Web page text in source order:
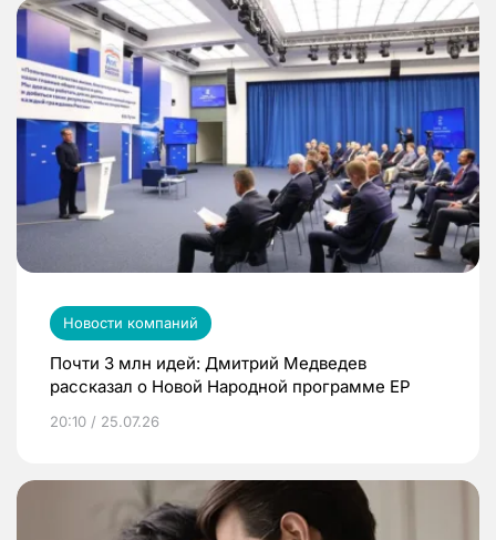
Новости компаний
Почти 3 млн идей: Дмитрий Медведев
рассказал о Новой Народной программе ЕР
20:10 / 25.07.26